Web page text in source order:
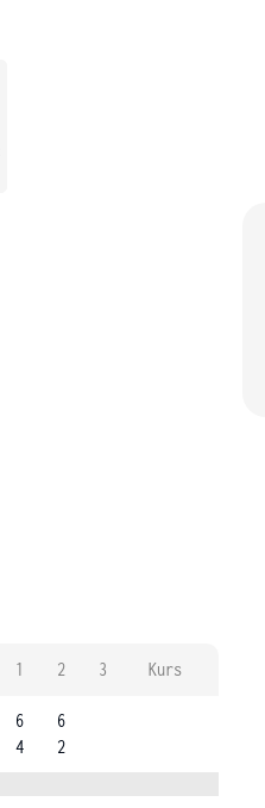
1 2 3 Kurs
6
4
6
2